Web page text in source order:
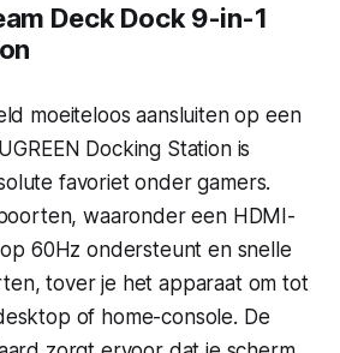
Deck Dock 9-in-1
moeiteloos aansluiten op een
Docking Station is
favoriet onder gamers.
waaronder een HDMI-
60Hz ondersteunt en snelle
tover je het apparaat om tot
of home-console. De